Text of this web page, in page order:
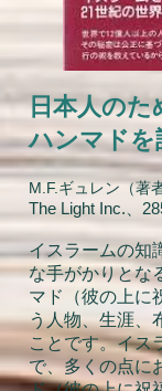
日本人のた
ハンマドを
M.F.ギュレン（著
The Light Inc.、
イスラームの知
な手がかりとな
マド（彼の上に
う人物、生涯、
ことです。イス
で、多くの点に